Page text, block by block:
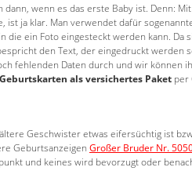
wenn es das erste Baby ist. Denn:
ja klar. Man verwendet dafür
die ein Foto eingesteckt werden kann. Da
den Text, der eingedruckt werden
fehlenden Daten durch und wir können
als versichertes Paket per
Geschwister etwas eifersüchtig ist
Geburtsanzeigen Großer Bruder Nr.
und keines wird bevorzugt oder